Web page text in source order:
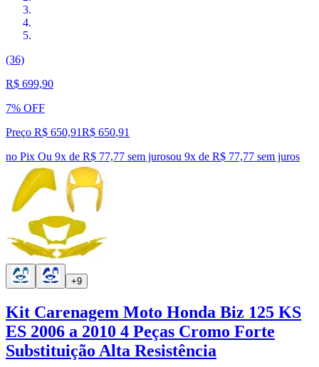
(36)
R$ 699,90
7% OFF
Preço R$ 650,91R$ 650,91
no Pix Ou 9x de R$ 77,77 sem jurosou 9x de R$ 77,77 sem juros
+9
Kit Carenagem Moto Honda Biz 125 KS
ES 2006 a 2010 4 Peças Cromo Forte
Substituição Alta Resistência